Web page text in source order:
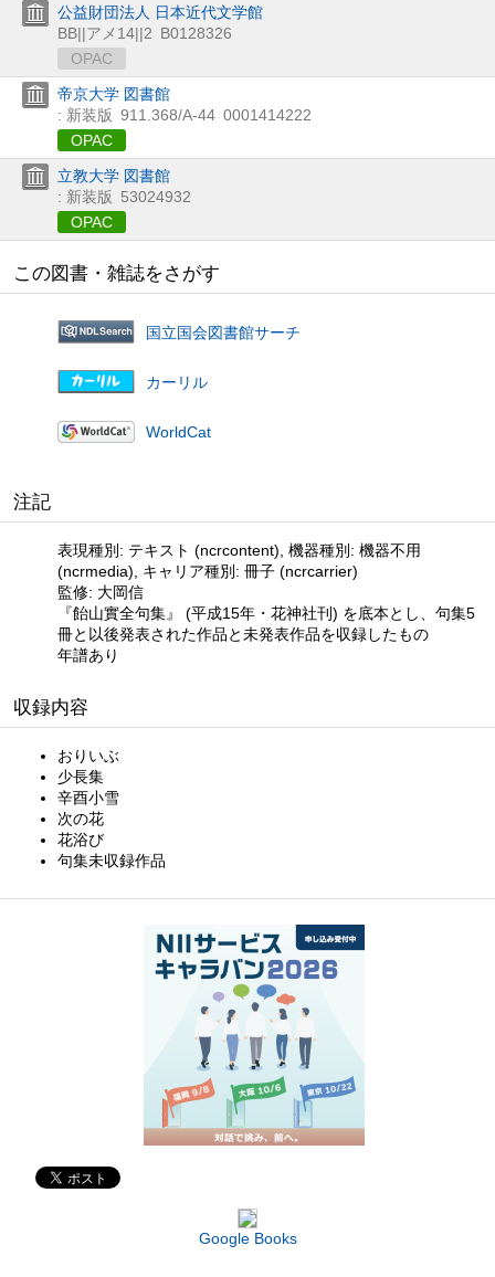
公益財団法人 日本近代文学館
BB||アメ14||2 B0128326
OPAC
帝京大学 図書館
: 新装版 911.368/A-44 0001414222
OPAC
立教大学 図書館
: 新装版 53024932
OPAC
この図書・雑誌をさがす
国立国会図書館サーチ
カーリル
WorldCat
注記
表現種別: テキスト (ncrcontent), 機器種別: 機器不用
(ncrmedia), キャリア種別: 冊子 (ncrcarrier)
監修: 大岡信
『飴山實全句集』 (平成15年・花神社刊) を底本とし、句集5
冊と以後発表された作品と未発表作品を収録したもの
年譜あり
収録内容
おりいぶ
少長集
辛酉小雪
次の花
花浴び
句集未収録作品
Google Books